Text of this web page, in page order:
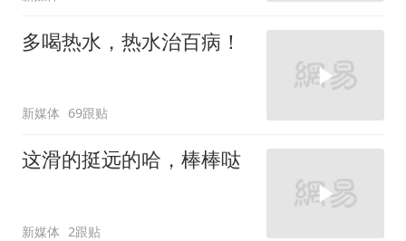
多喝热水，热水治百病！
新媒体 69跟贴
这滑的挺远的哈，棒棒哒
新媒体 2跟贴